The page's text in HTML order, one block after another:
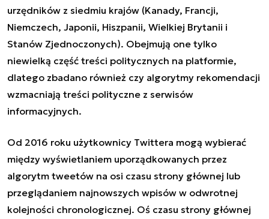
urzędników z siedmiu krajów (Kanady, Francji,
Niemczech, Japonii, Hiszpanii, Wielkiej Brytanii i
Stanów Zjednoczonych). Obejmują one tylko
niewielką część treści politycznych na platformie,
dlatego zbadano również czy algorytmy rekomendacji
wzmacniają treści polityczne z serwisów
informacyjnych.
Od 2016 roku użytkownicy Twittera mogą wybierać
między wyświetlaniem uporządkowanych przez
algorytm tweetów na osi czasu strony głównej lub
przeglądaniem najnowszych wpisów w odwrotnej
kolejności chronologicznej. Oś czasu strony głównej